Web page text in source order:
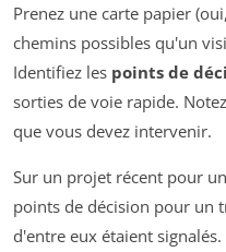
Prenez une carte papier
chemins possibles qu'un
Identifiez les points de
sorties de voie rapide.
que vous devez intervenir.
Sur un projet récent pour
points de décision pour un
d'entre eux étaient